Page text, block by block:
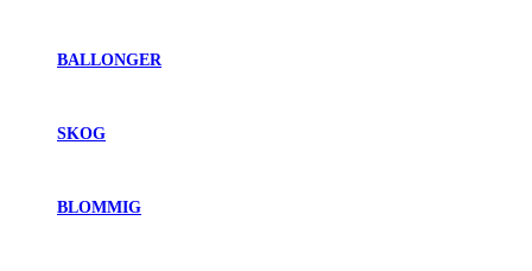
BALLONGER
SKOG
BLOMMIG